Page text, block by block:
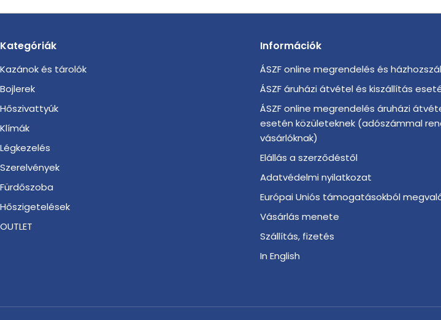
Kategóriák
Kazánok és tárolók
Bojlerek
Hőszivattyúk
Klímák
Légkezelés
Szerelvények
Fürdőszoba
Hőszigetelések
OUTLET
Információk
ÁSZF online megrendelés és
ÁSZF áruházi átvétel és kiszállítás
ÁSZF online megrendelés áruházi
esetén közületeknek (adószámmal
vásárlóknak)
Elállás a szerződéstől
Adatvédelmi nyilatkozat
Európai Uniós támogatásokból
Vásárlás menete
Szállítás, fizetés
In English